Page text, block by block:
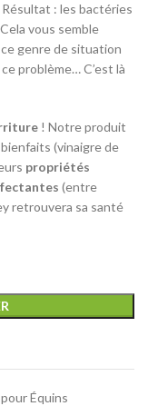
: les bactéries
vous semble
genre de situation
problème… C’est là
! Notre produit
(vinaigre de
propriétés
(entre
retrouvera sa santé
Équins